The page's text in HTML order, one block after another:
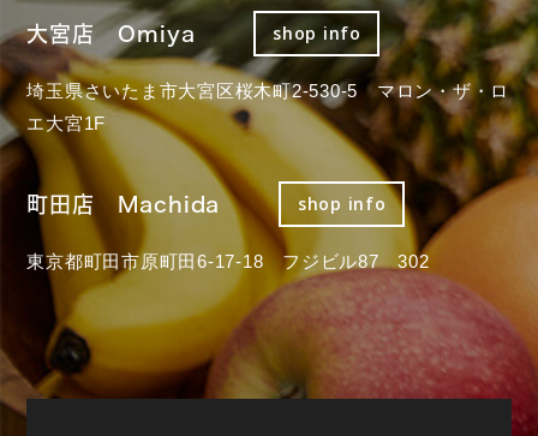
大宮店 Omiya shop info
埼玉県さいたま市大宮区桜木町2-530-5 マロン・ザ・ロ
エ大宮1F
町田店 Machida shop info
東京都町田市原町田6-17-18 フジビル87 302